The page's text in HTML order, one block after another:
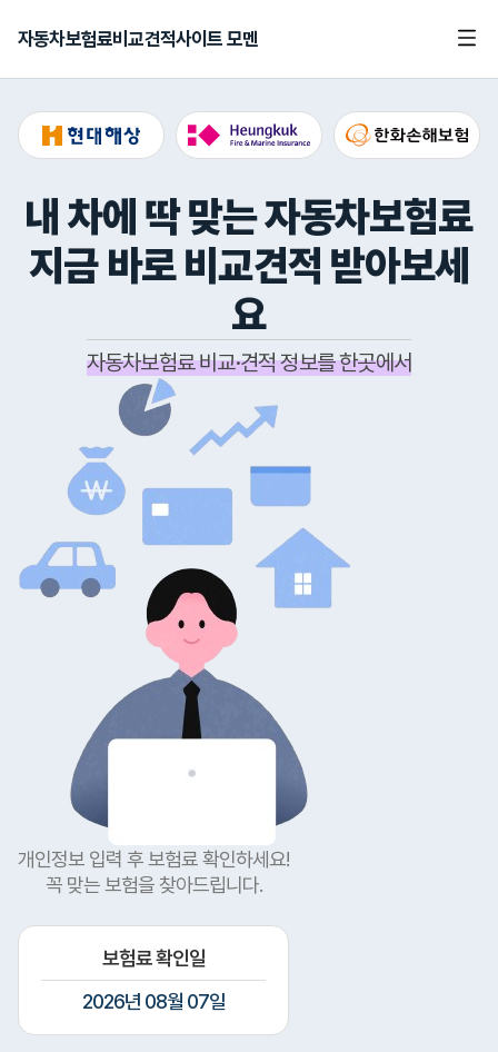
자동차보험료비교견적사이트 모멘
내 차에 딱 맞는 자동차보험료
지금 바로 비교견적 받아보세
요
자동차보험료 비교·견적 정보를 한곳에서
개인정보 입력 후 보험료 확인하세요!
꼭 맞는 보험을 찾아드립니다.
보험료 확인일
2026년 08월 07일